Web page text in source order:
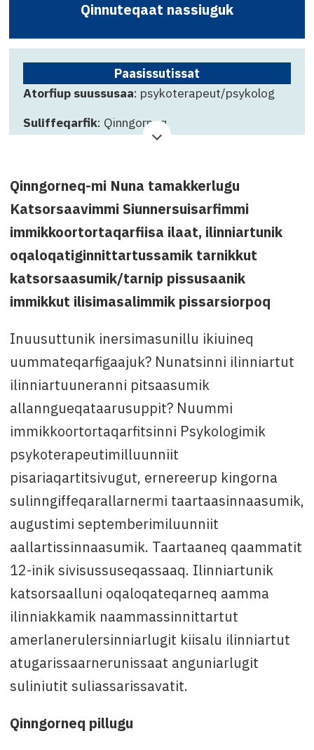
Qinnuteqaat nassiuguk
Paasissutissat
Atorfiup suussusaa: psykoterapeut/psykolog
Suliffeqarfik: Qinngorneq
Attavissaq
: Sara Lennert, mail: sart@nanoq.gl,
tlf.: +299 52 47 70
Qinngorneq-mi Nuna tamakkerlugu
Katsorsaavimmi Siunnersuisarfimmi
immikkoortortaqarfiisa ilaat, ilinniartunik
oqaloqatiginnittartussamik tarnikkut
katsorsaasumik/tarnip pissusaanik
immikkut ilisimasalimmik pissarsiorpoq
Inuusuttunik inersimasunillu ikiuineq
uummateqarfigaajuk? Nunatsinni ilinniartut
ilinniartuuneranni pitsaasumik
allanngueqataarusuppit? Nuummi
immikkoortortaqarfitsinni Psykologimik
psykoterapeutimilluunniit
pisariaqartitsivugut, ernereerup kingorna
sulinngiffeqarallarnermi taartaasinnaasumik,
augustimi septemberimiluunniit
aallartissinnaasumik. Taartaaneq qaammatit
12-inik sivisussuseqassaaq. Ilinniartunik
katsorsaalluni oqaloqateqarneq aamma
ilinniakkamik naammassinnittartut
amerlanerulersinniarlugit kiisalu ilinniartut
atugarissaarnerunissaat anguniarlugit
suliniutit suliassarissavatit.
Qinngorneq pillugu